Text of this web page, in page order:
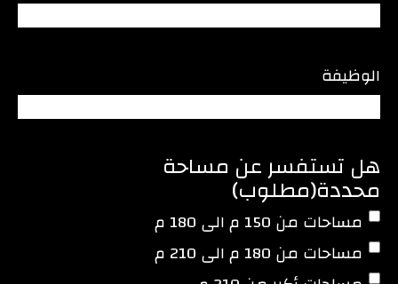
الوظيفة
هل تستفسر عن مساحة
محددة(مطلوب)
مساحات من 150 م الى 180 م
مساحات من 180 م الى 210 م